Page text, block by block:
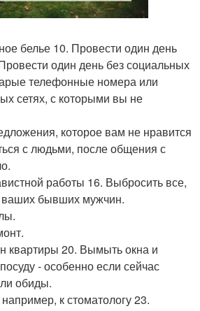
белье 10. Провести один день
один день без социальных
телефонные номера или
сетях, с которыми вы не
которое вам не нравится
с людьми, после общения с
работы 16. Выбросить все,
ваших бывших мужчин.
квартиры 20. Вымыть окна и
- особенно если сейчас
обиды.
к стоматологу 23.